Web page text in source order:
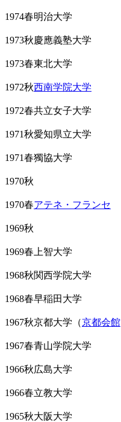
1974春明治大学
1973秋慶應義塾大学
1973春東北大学
1972秋西南学院大学
1972春共立女子大学
1971秋愛知県立大学
1971春獨協大学
1970秋
1970春アテネ・フランセ
1969秋
1969春上智大学
1968秋関西学院大学
1968春早稲田大学
1967秋京都大学（京都会館
1967春青山学院大学
1966秋広島大学
1966春立教大学
1965秋大阪大学